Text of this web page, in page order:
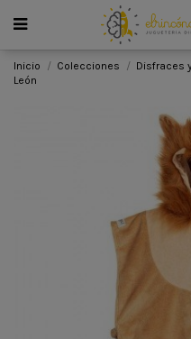
Inicio Colecciones Disfraces
León